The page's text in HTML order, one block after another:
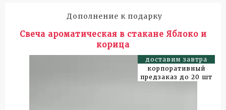
Дополнение к подарку
Свеча ароматическая в стакане Яблоко и
корица
доставим завтра
корпоративный
предзаказ до 20 шт